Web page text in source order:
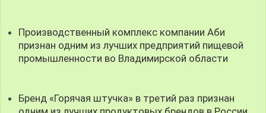
Производственный комплекс компании Аби
признан одним из лучших предприятий пищевой
промышленности во Владимирской области
Бренд «Горячая штучка» в третий раз признан